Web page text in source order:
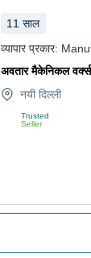
11 साल
व्यापार प्रकार:
अवतार मैकेनिकल वर्क्स
नयी दिल्ली
Trusted
Seller